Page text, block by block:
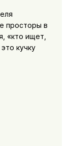
просторы в
«кто ищет,
кучку